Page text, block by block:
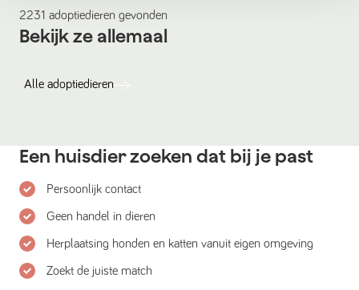
2231 adoptiedieren gevonden
Bekijk ze allemaal
Alle adoptiedieren
Een huisdier zoeken dat bij je past
Persoonlijk contact
Geen handel in dieren
Herplaatsing honden en katten vanuit eigen omgeving
Zoekt de juiste match